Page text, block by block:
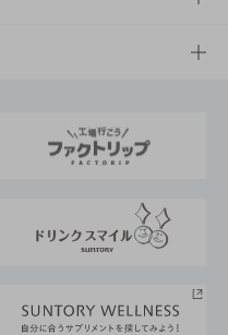
ビリティ経営